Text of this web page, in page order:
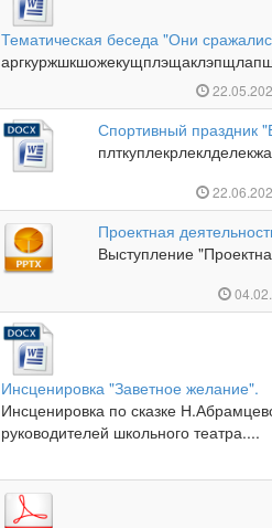
Тематическая беседа "Они
Спортивный праздник
Проектная
Выступление
Инсценировка "Заветное желание".
Инсценировка по сказке
руководителей школьного театра....